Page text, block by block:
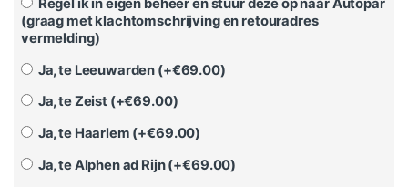
Regel ik in eigen beheer en stuur deze op naar Autopar
(graag met klachtomschrijving en retouradres
vermelding)
Ja, te Leeuwarden (+€69.00)
Ja, te Zeist (+€69.00)
Ja, te Haarlem (+€69.00)
Ja, te Alphen ad Rijn (+€69.00)